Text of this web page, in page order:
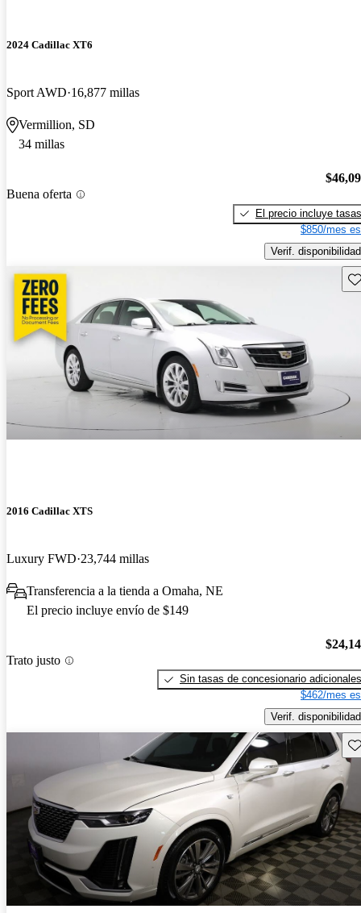
2024 Cadillac XT6
Sport AWD 16,877 millas
Vermillion, SD
34 millas
Buena oferta
El precio incluye tasas
$850/mes
Verif. disponibilidad
2016 Cadillac XTS
Luxury FWD 23,744 millas
Transferencia a la tienda a Omaha, NE
El precio incluye envío de $149
Trato justo
Sin tasas de concesionario adicionales
$462/mes
Verif. disponibilidad